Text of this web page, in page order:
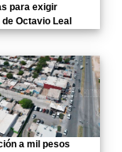
para exigir
Octavio Leal
a mil pesos